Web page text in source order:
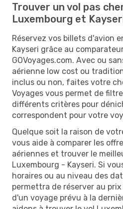
Trouver un vol pas
Luxembourg et
Réservez vos billets d'avion
Kayseri grâce au
GOVoyages.com. Avec ou
aérienne low cost ou
inclus ou non, faites votre
Voyages vous permet de
différents critères pour
correspondent pour votre
Quelque soit la raison de
vous aide à comparer les
aériennes et trouver le
Luxembourg - Kayseri. Si
horaires ou au niveau des
permettra de réserver au prix
d'un voyage prévu à la